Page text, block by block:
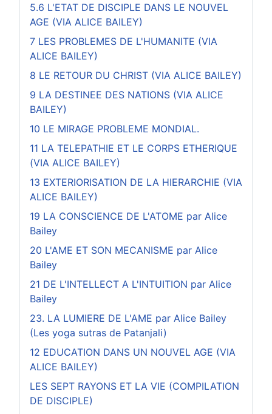
5.6 L'ETAT DE DISCIPLE DANS LE NOUVEL
AGE (VIA ALICE BAILEY)
7 LES PROBLEMES DE L'HUMANITE (VIA
ALICE BAILEY)
8 LE RETOUR DU CHRIST (VIA ALICE BAILEY)
9 LA DESTINEE DES NATIONS (VIA ALICE
BAILEY)
10 LE MIRAGE PROBLEME MONDIAL.
11 LA TELEPATHIE ET LE CORPS ETHERIQUE
(VIA ALICE BAILEY)
13 EXTERIORISATION DE LA HIERARCHIE (VIA
ALICE BAILEY)
19 LA CONSCIENCE DE L'ATOME par Alice
Bailey
20 L'AME ET SON MECANISME par Alice
Bailey
21 DE L'INTELLECT A L'INTUITION par Alice
Bailey
23. LA LUMIERE DE L'AME par Alice Bailey
(Les yoga sutras de Patanjali)
12 EDUCATION DANS UN NOUVEL AGE (VIA
ALICE BAILEY)
LES SEPT RAYONS ET LA VIE (COMPILATION
DE DISCIPLE)